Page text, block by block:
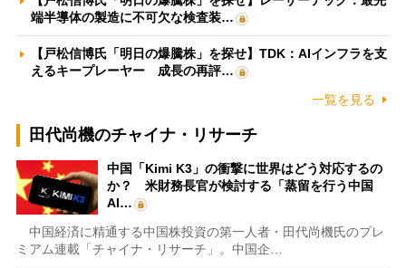
端半導体の製造に不可欠な検査装…
【戸松信博氏「明日の爆騰株」を探せ】TDK：AIインフラを支
えるキープレーヤー 成長の再評…
一覧を見る
田代尚機のチャイナ・リサーチ
中国「Kimi K3」の衝撃に世界はどう対応するの
か？ 米財務長官が検討する「蒸留を行う中国
AI…
中国経済に精通する中国株投資の第一人者・田代尚機氏のプレ
ミアム連載「チャイナ・リサーチ」。中国企…